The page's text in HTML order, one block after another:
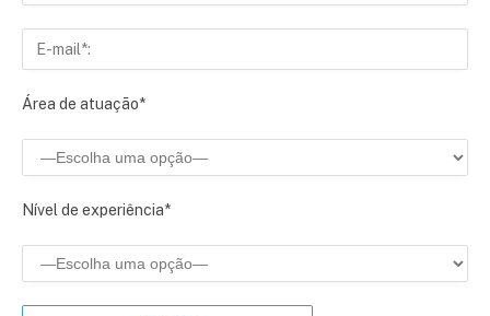
Área de atuação*
Nível de experiência*